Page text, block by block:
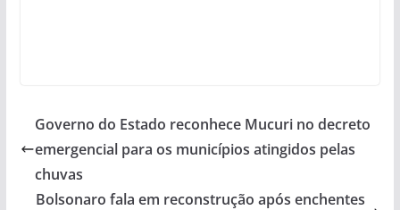
Governo do Estado reconhece Mucuri no decreto
emergencial para os municípios atingidos pelas
chuvas
Bolsonaro fala em reconstrução após enchentes